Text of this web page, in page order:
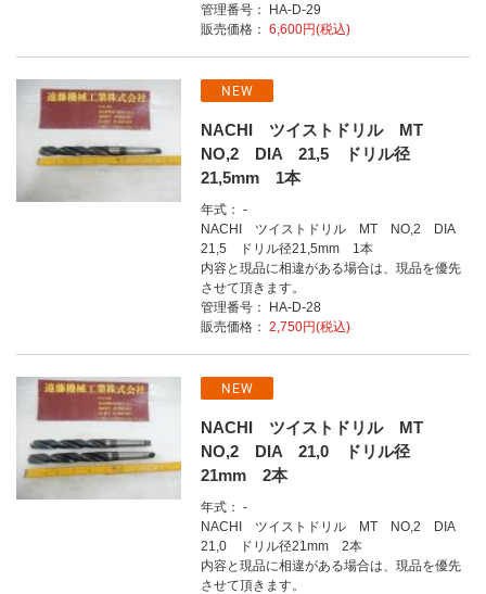
管理番号： HA-D-29
販売価格：6,600円(税込)
NEW
NACHI ツイストドリル MT
NO,2 DIA 21,5 ドリル径
21,5mm 1本
年式： -
NACHI ツイストドリル MT NO,2 DIA
21,5 ドリル径21,5mm 1本
内容と現品に相違がある場合は、現品を優先
させて頂きます。
管理番号： HA-D-28
販売価格：2,750円(税込)
NEW
NACHI ツイストドリル MT
NO,2 DIA 21,0 ドリル径
21mm 2本
年式： -
NACHI ツイストドリル MT NO,2 DIA
21,0 ドリル径21mm 2本
内容と現品に相違がある場合は、現品を優先
させて頂きます。